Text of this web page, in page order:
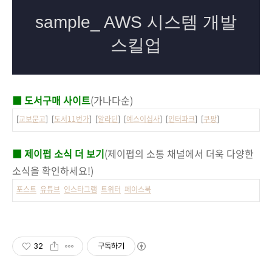
■ 도서구매 사이트(가나다순)
[교보문고] [도서11번가] [알라딘] [예스이십사] [인터파크] [쿠팡]
■ 제이펍 소식 더 보기(제이펍의 소통 채널에서 더욱 다양한
소식을 확인하세요!)
포스트 유튜브 인스타그램 트위터 페이스북
32 구독하기